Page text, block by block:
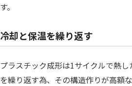
す。
冷却と保温を繰り返す
プラスチック成形は1サイクルで熱し
を繰り返す為、その構造作りが高額